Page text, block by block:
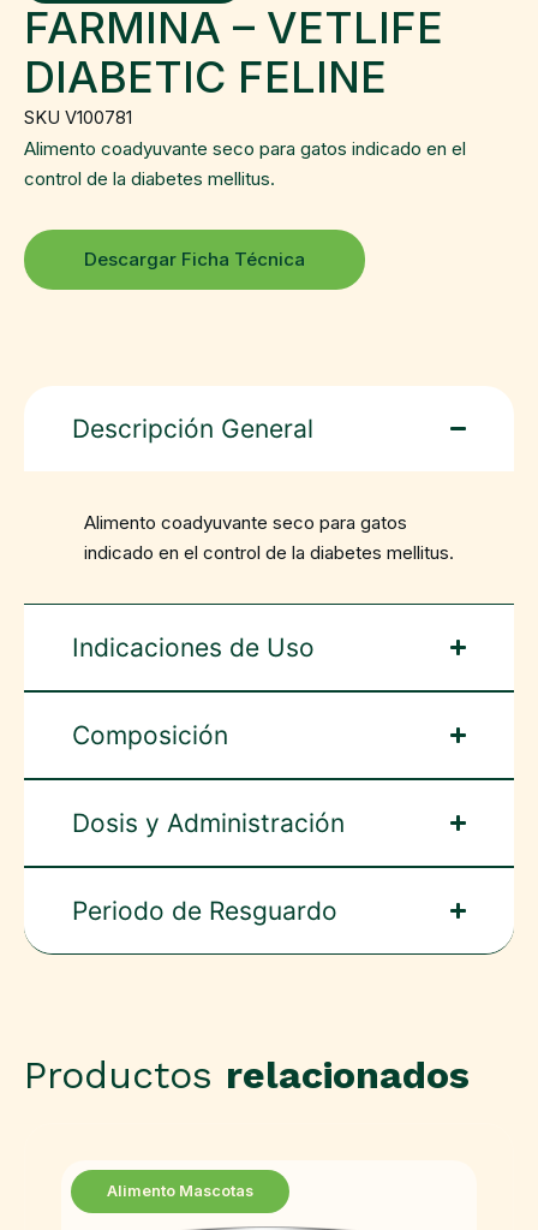
FARMINA – VETLIFE
DIABETIC FELINE
SKU V100781
Alimento coadyuvante seco para gatos indicado en el
control de la diabetes mellitus.
Descargar Ficha Técnica
Descripción General
Alimento coadyuvante seco para gatos
indicado en el control de la diabetes mellitus.
Indicaciones de Uso
Composición
Dosis y Administración
Periodo de Resguardo
Productos relacionados
Alimento Mascotas